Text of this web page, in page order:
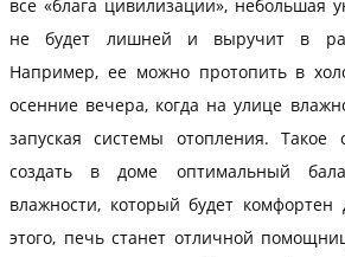
все «блага цивилизации», небольшая
не будет лишней и выручит в
Например, ее можно протопить в
осенние вечера, когда на улице
запуская системы отопления. Такое
создать в доме оптимальный
влажности, который будет
этого, печь станет отличной